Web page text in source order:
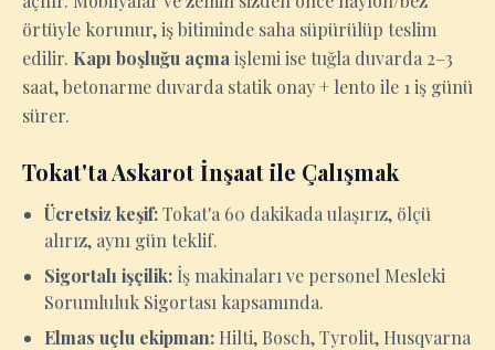
örtüyle korunur, iş bitiminde saha süpürülüp teslim
edilir. Kapı boşluğu açma işlemi ise tuğla duvarda 2–3
saat, betonarme duvarda statik onay + lento ile 1 iş günü
sürer.
Tokat'ta Askarot İnşaat ile Çalışmak
Ücretsiz keşif:Tokat'a 60 dakikada ulaşırız, ölçü
alırız, aynı gün teklif.
Sigortalı işçilik: İş makinaları ve personel Mesleki
Sorumluluk Sigortası kapsamında.
Elmas uçlu ekipman: Hilti, Bosch, Tyrolit, Husqvarna